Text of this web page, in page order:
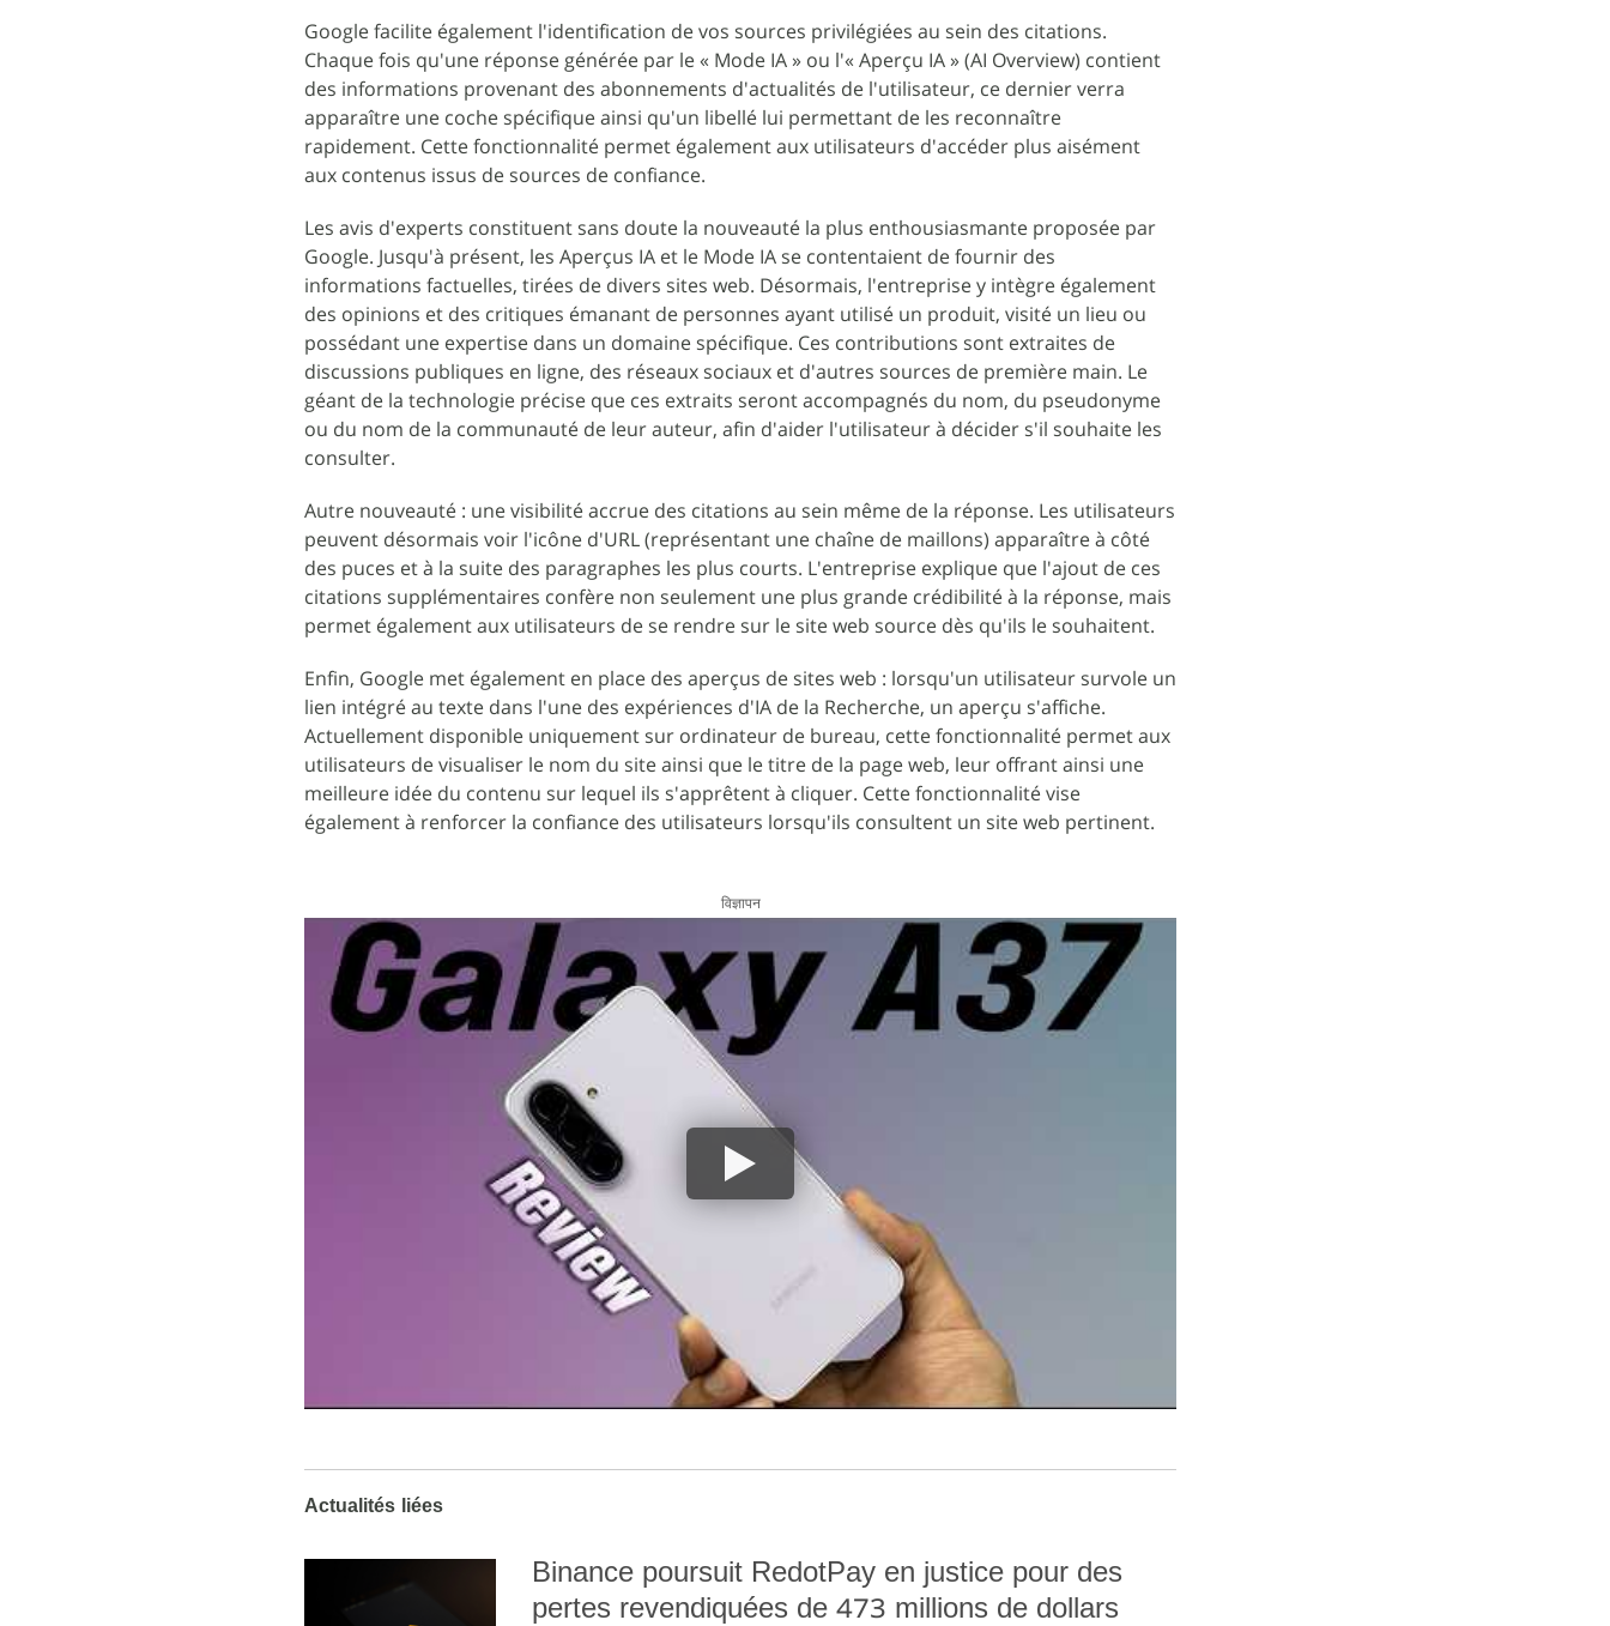
Google facilite également l'identification de vos sources privilégiées au sein des citations.
Chaque fois qu'une réponse générée par le « Mode IA » ou l'« Aperçu IA » (AI Overview) contient
des informations provenant des abonnements d'actualités de l'utilisateur, ce dernier verra
apparaître une coche spécifique ainsi qu'un libellé lui permettant de les reconnaître
rapidement. Cette fonctionnalité permet également aux utilisateurs d'accéder plus aisément
aux contenus issus de sources de confiance.
Les avis d'experts constituent sans doute la nouveauté la plus enthousiasmante proposée par
Google. Jusqu'à présent, les Aperçus IA et le Mode IA se contentaient de fournir des
informations factuelles, tirées de divers sites web. Désormais, l'entreprise y intègre également
des opinions et des critiques émanant de personnes ayant utilisé un produit, visité un lieu ou
possédant une expertise dans un domaine spécifique. Ces contributions sont extraites de
discussions publiques en ligne, des réseaux sociaux et d'autres sources de première main. Le
géant de la technologie précise que ces extraits seront accompagnés du nom, du pseudonyme
ou du nom de la communauté de leur auteur, afin d'aider l'utilisateur à décider s'il souhaite les
consulter.
Autre nouveauté : une visibilité accrue des citations au sein même de la réponse. Les utilisateurs
peuvent désormais voir l'icône d'URL (représentant une chaîne de maillons) apparaître à côté
des puces et à la suite des paragraphes les plus courts. L'entreprise explique que l'ajout de ces
citations supplémentaires confère non seulement une plus grande crédibilité à la réponse, mais
permet également aux utilisateurs de se rendre sur le site web source dès qu'ils le souhaitent.
Enfin, Google met également en place des aperçus de sites web : lorsqu'un utilisateur survole un
lien intégré au texte dans l'une des expériences d'IA de la Recherche, un aperçu s'affiche.
Actuellement disponible uniquement sur ordinateur de bureau, cette fonctionnalité permet aux
utilisateurs de visualiser le nom du site ainsi que le titre de la page web, leur offrant ainsi une
meilleure idée du contenu sur lequel ils s'apprêtent à cliquer. Cette fonctionnalité vise
également à renforcer la confiance des utilisateurs lorsqu'ils consultent un site web pertinent.
विज्ञापन
Actualités liées
Binance poursuit RedotPay en justice pour des
pertes revendiquées de 473 millions de dollars